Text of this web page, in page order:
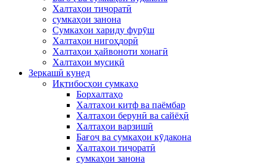
Халтаҳои тиҷоратӣ
сумкаҳои занона
Сумкаҳои хариду фурӯш
Халтаҳои нигоҳдорӣ
Халтаҳои ҳайвоноти хонагӣ
Халтаҳои мусиқӣ
Зеркашӣ кунед
Иқтибосҳои сумкаҳо
Борхалтаҳо
Халтаҳои китф ва паёмбар
Халтаҳои берунӣ ва сайёҳӣ
Халтаҳои варзишӣ
Бағоҷ ва сумкаҳои кӯдакона
Халтаҳои тиҷоратӣ
сумкаҳои занона